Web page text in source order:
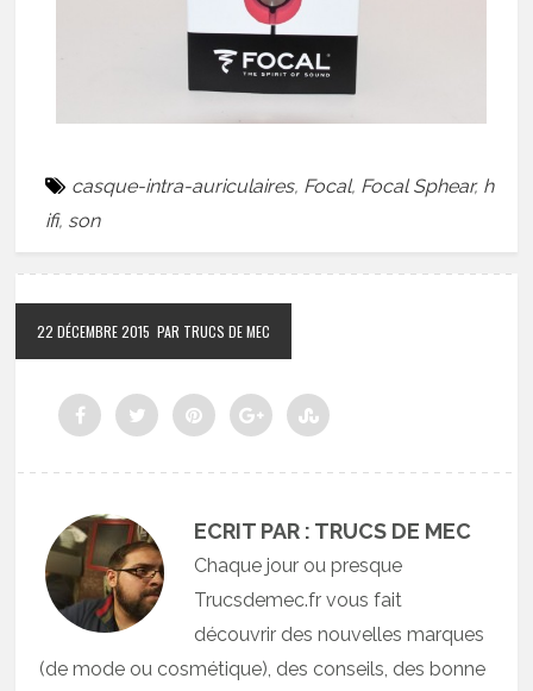
casque-intra-auriculaires, Focal, Focal Sphear, h
ifi, son
22 DÉCEMBRE 2015 PAR TRUCS DE MEC
ECRIT PAR : TRUCS DE MEC
Chaque jour ou presque
Trucsdemec.fr vous fait
découvrir des nouvelles marques
(de mode ou cosmétique), des conseils, des bonne